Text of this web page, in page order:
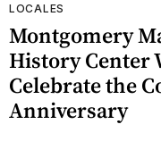
LOCALES
Montgomery
History Center
Celebrate the
Anniversary